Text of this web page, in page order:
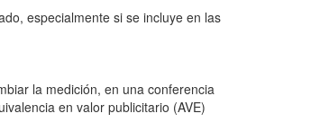
especialmente si se incluye en las
la medición, en una conferencia
en valor publicitario (AVE)